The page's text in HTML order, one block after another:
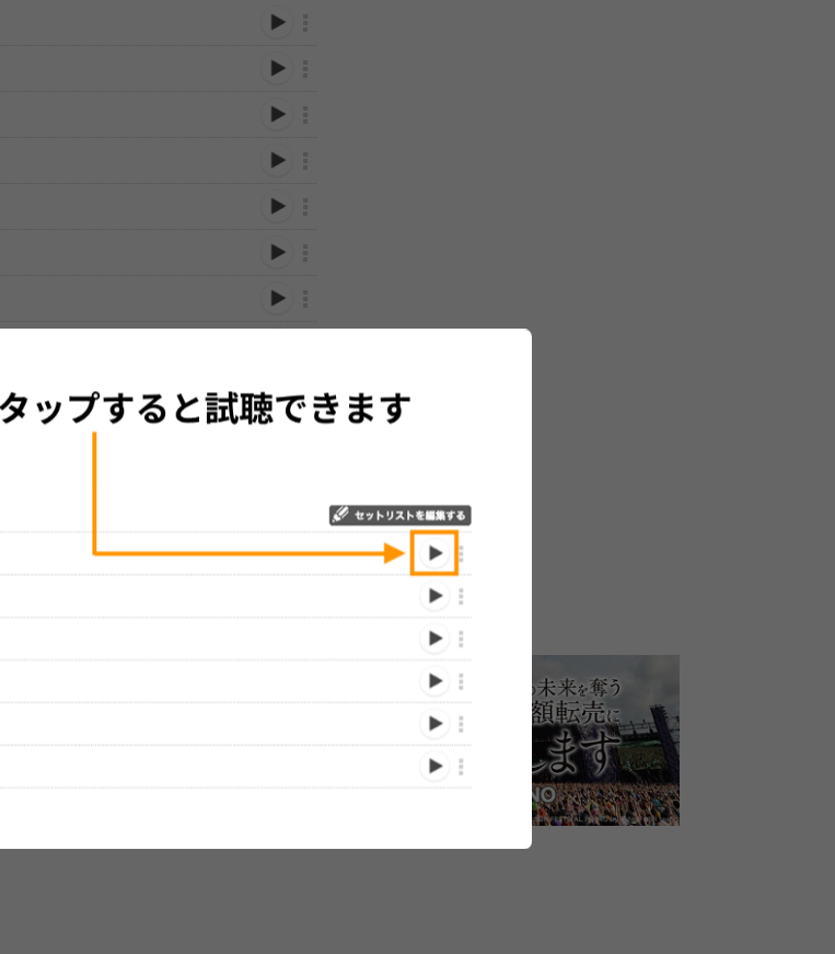
かじめご了承ください。
▼セットリストの誤りを報告する
する